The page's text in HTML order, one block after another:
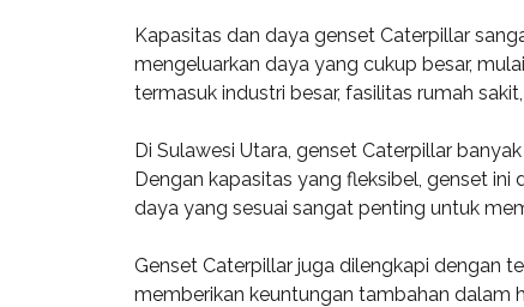
Kapasitas dan daya genset Caterpillar
mengeluarkan daya yang cukup besar,
termasuk industri besar, fasilitas rumah
Di Sulawesi Utara, genset Caterpillar
Dengan kapasitas yang fleksibel, genset
daya yang sesuai sangat penting untuk
Genset Caterpillar juga dilengkapi dengan
memberikan keuntungan tambahan dalam